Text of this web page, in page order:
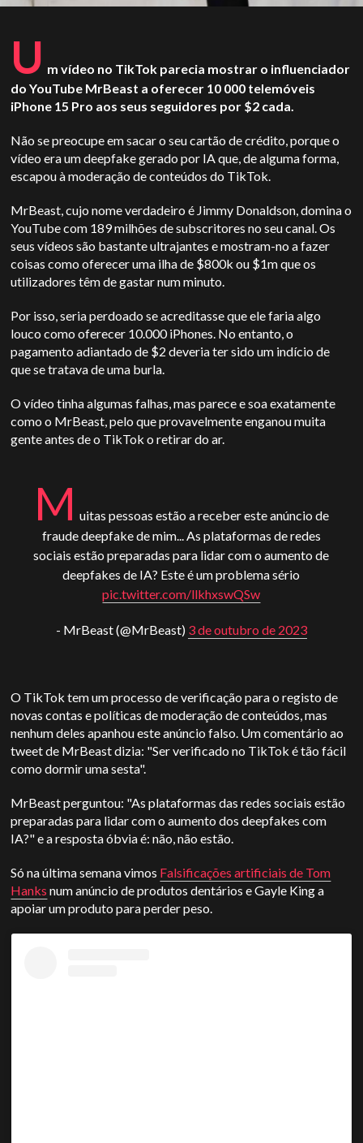
U m vídeo no TikTok parecia mostrar o influenciador
do YouTube MrBeast a oferecer 10 000 telemóveis
iPhone 15 Pro aos seus seguidores por $2 cada.
Não se preocupe em sacar o seu cartão de crédito, porque o
vídeo era um deepfake gerado por IA que, de alguma forma,
escapou à moderação de conteúdos do TikTok.
MrBeast, cujo nome verdadeiro é Jimmy Donaldson, domina o
YouTube com 189 milhões de subscritores no seu canal. Os
seus vídeos são bastante ultrajantes e mostram-no a fazer
coisas como oferecer uma ilha de $800k ou $1m que os
utilizadores têm de gastar num minuto.
Por isso, seria perdoado se acreditasse que ele faria algo
louco como oferecer 10.000 iPhones. No entanto, o
pagamento adiantado de $2 deveria ter sido um indício de
que se tratava de uma burla.
O vídeo tinha algumas falhas, mas parece e soa exatamente
como o MrBeast, pelo que provavelmente enganou muita
gente antes de o TikTok o retirar do ar.
M uitas pessoas estão a receber este anúncio de
fraude deepfake de mim... As plataformas de redes
sociais estão preparadas para lidar com o aumento de
deepfakes de IA? Este é um problema sério
pic.twitter.com/llkhxswQSw
- MrBeast (@MrBeast) 3 de outubro de 2023
O TikTok tem um processo de verificação para o registo de
novas contas e políticas de moderação de conteúdos, mas
nenhum deles apanhou este anúncio falso. Um comentário ao
tweet de MrBeast dizia: "Ser verificado no TikTok é tão fácil
como dormir uma sesta".
MrBeast perguntou: "As plataformas das redes sociais estão
preparadas para lidar com o aumento dos deepfakes com
IA?" e a resposta óbvia é: não, não estão.
Só na última semana vimos Falsificações artificiais de Tom
Hanks num anúncio de produtos dentários e Gayle King a
apoiar um produto para perder peso.